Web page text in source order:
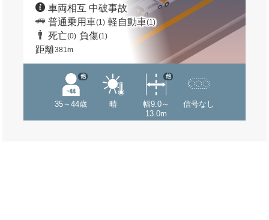
車両相互 中破事故
普通乗用車(1) 軽自動車(1)
死亡(0) 負傷(1)
距離381m
35～44歳
他
晴
幅9.0～
13.0m
他
信号なし